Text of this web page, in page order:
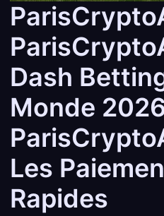
Dash
Monde
Les
Rapides